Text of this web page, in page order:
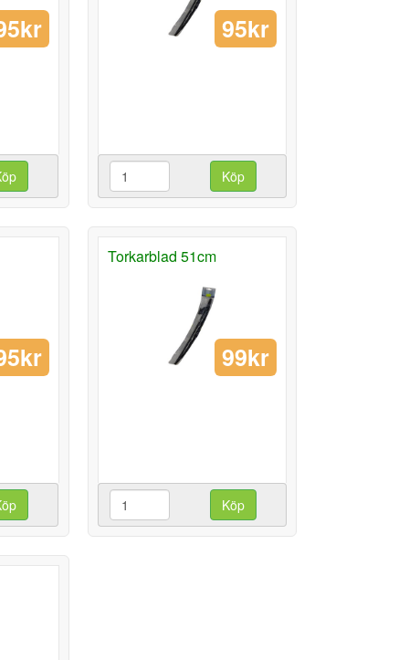
95kr
Köp
Torkarblad 51cm
99kr
Köp